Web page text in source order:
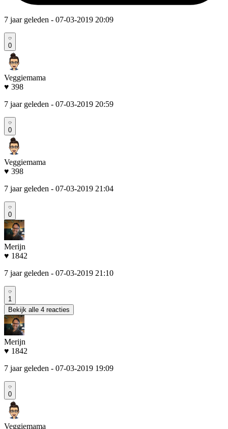
7 jaar geleden - 07-03-2019 20:09
0
Veggiemama
♥ 398
7 jaar geleden - 07-03-2019 20:59
0
Veggiemama
♥ 398
7 jaar geleden - 07-03-2019 21:04
0
Merijn
♥ 1842
7 jaar geleden - 07-03-2019 21:10
1
Bekijk alle 4 reacties
Merijn
♥ 1842
7 jaar geleden - 07-03-2019 19:09
0
Veggiemama